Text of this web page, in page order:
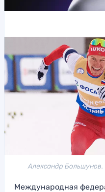
Александр Большунов.
Международная